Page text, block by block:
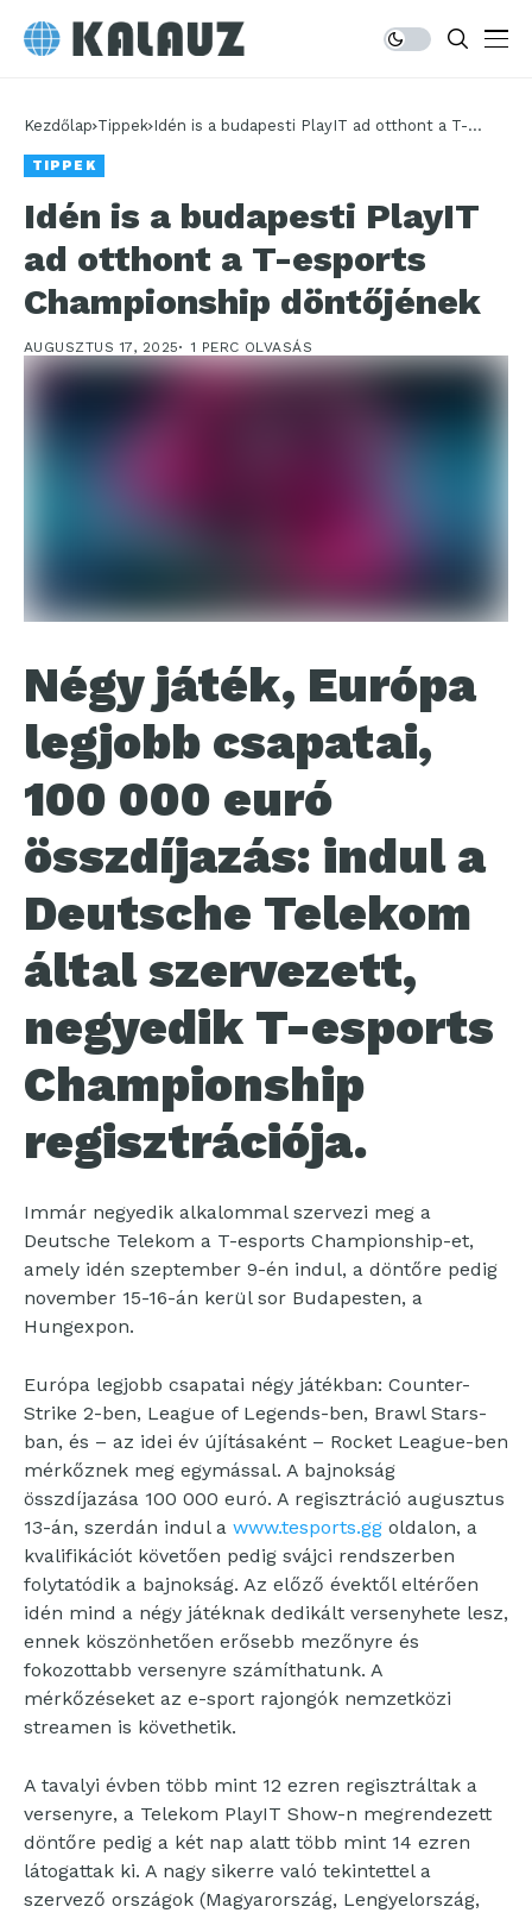
Kezdőlap Tippek Idén is a budapesti PlayIT ad otthont a T-
TIPPEK
Idén is a budapesti PlayIT
ad otthont a T-esports
Championship döntőjének
AUGUSZTUS 17, 2025 1 PERC OLVASÁS
Négy játék, Európa
legjobb csapatai,
100 000 euró
összdíjazás: indul a
Deutsche Telekom
által szervezett,
negyedik T-esports
Championship
regisztrációja.
Immár negyedik alkalommal szervezi meg a
Deutsche Telekom a T-esports Championship-et,
amely idén szeptember 9-én indul, a döntőre pedig
november 15-16-án kerül sor Budapesten, a
Hungexpon.
Európa legjobb csapatai négy játékban: Counter-
Strike 2-ben, League of Legends-ben, Brawl Stars-
ban, és – az idei év újításaként – Rocket League-ben
mérkőznek meg egymással. A bajnokság
összdíjazása 100 000 euró. A regisztráció augusztus
13-án, szerdán indul a www.tesports.gg oldalon, a
kvalifikációt követően pedig svájci rendszerben
folytatódik a bajnokság. Az előző évektől eltérően
idén mind a négy játéknak dedikált versenyhete lesz,
ennek köszönhetően erősebb mezőnyre és
fokozottabb versenyre számíthatunk. A
mérkőzéseket az e-sport rajongók nemzetközi
streamen is követhetik.
A tavalyi évben több mint 12 ezren regisztráltak a
versenyre, a Telekom PlayIT Show-n megrendezett
döntőre pedig a két nap alatt több mint 14 ezren
látogattak ki. A nagy sikerre való tekintettel a
szervező országok (Magyarország, Lengyelország,